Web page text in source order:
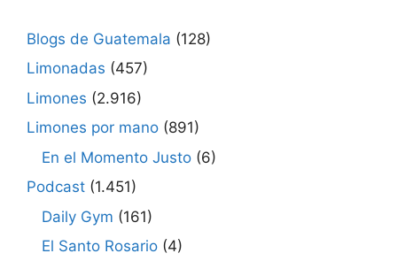
Blogs de Guatemala (128)
Limonadas (457)
Limones (2.916)
Limones por mano (891)
En el Momento Justo (6)
Podcast (1.451)
Daily Gym (161)
El Santo Rosario (4)